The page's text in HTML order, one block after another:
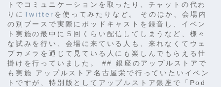
トでコミュニケーションを取ったり、チャットの代わ
りに Twitter を使ってみたりなど。 そのほか、会場内
の別ブースで実際にポッドキャストを録音し、イベン
ト実施の最中に５回くらい配信してしまうなど、様々
な試みを行い、会場に来ている人も、来れなくてウェ
ブカメラを通じて見ている人にも楽しんでもらえる仕
掛けを行っていました。 ## 銀座のアップルストアで
も実施 アップルストア名古屋栄で行っていたいイベン
トですが、特別版としてアップルストア銀座で「Pod